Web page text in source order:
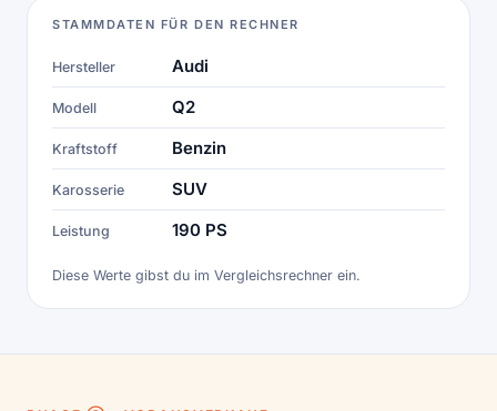
STAMMDATEN FÜR DEN RECHNER
Hersteller Audi
Modell Q2
Kraftstoff Benzin
Karosserie SUV
Leistung 190 PS
Diese Werte gibst du im Vergleichsrechner ein.